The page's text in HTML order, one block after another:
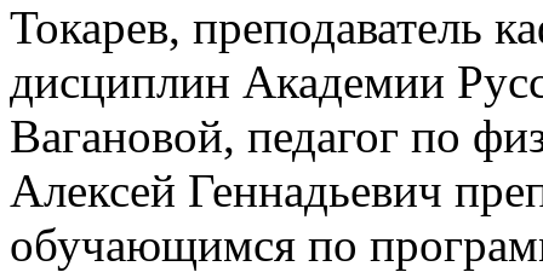
Токарев, преподаватель
дисциплин Академии
Вагановой, педагог по
Алексей Геннадьевич
обучающимся по